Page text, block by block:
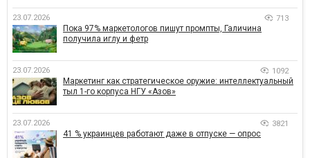
23.07.2026 713
Пока 97% маркетологов пишут промпты, Галичина
получила иглу и фетр
23.07.2026 1092
Маркетинг как стратегическое оружие: интеллектуальный
тыл 1-го корпуса НГУ «Азов»
23.07.2026 3821
41 % украинцев работают даже в отпуске — опрос